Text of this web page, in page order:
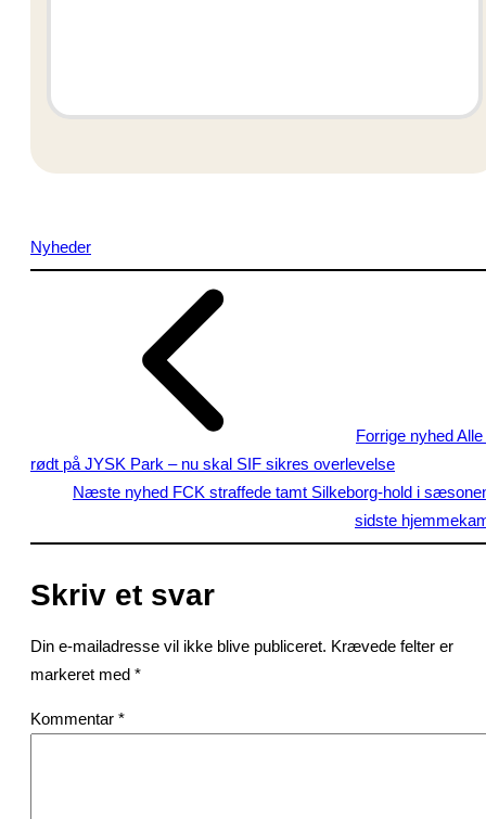
Nyheder
Forrige nyhedAlle
rødt på JYSK Park – nu skal SIF sikres overlevelse
Næste nyhed FCK straffede tamt Silkeborg-hold i
sidste
Skriv et svar
Din e-mailadresse vil ikke blive publiceret. Krævede felter er
markeret med *
Kommentar *